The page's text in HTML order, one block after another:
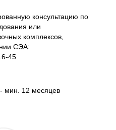
консультацию по
или
комплексов,
СЭА:
45
- мин. 12 месяцев